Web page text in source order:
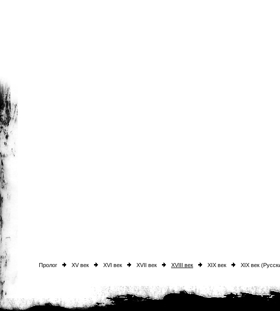
Пролог XV век XVI век XVII век XVIII век XIX век XIX век